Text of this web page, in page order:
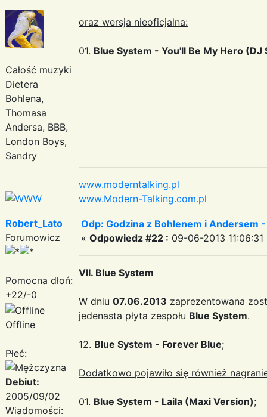
Całość muzyki
Dietera
Bohlena,
Thomasa
Andersa, BBB,
London Boys,
Sandry
oraz wersja nieoficjalna:
01. Blue System - You'll Be My Hero (DJ
www.moderntalking.pl
www.Modern-Talking.com.pl
Robert_Lato
Forumowicz
Pomocna dłoń:
+22/-0
Offline
Płeć:
Debiut:
2005/09/02
Wiadomości:
Odp: Godzina z Bohlenem i Andersem
« Odpowiedz #22 : 09-06-2013 11:06:31
VII. Blue System
W dniu 07.06.2013 zaprezentowana
jedenasta płyta zespołu Blue System.
12. Blue System - Forever Blue;
Dodatkowo pojawiło się również
01. Blue System - Laila (Maxi Version);